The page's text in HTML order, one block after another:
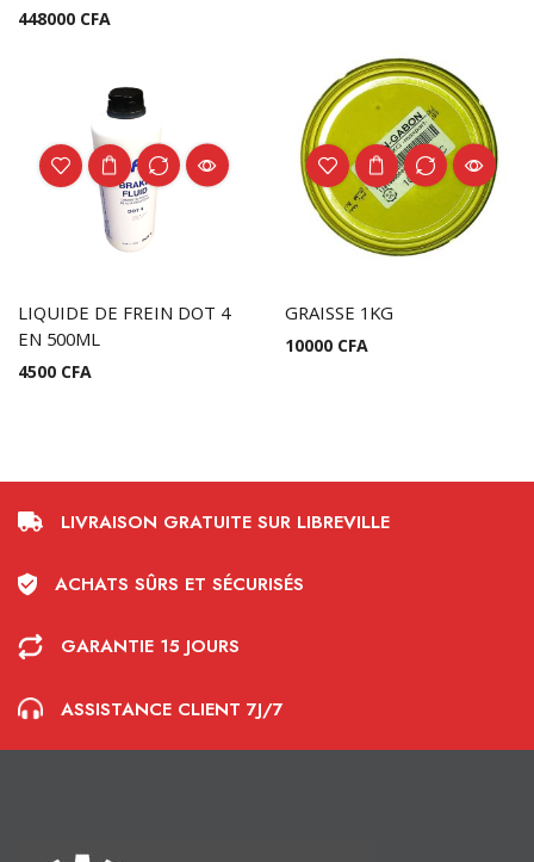
448000 CFA
LIQUIDE DE FREIN DOT 4
EN 500ML
4500 CFA
GRAISSE 1KG
10000 CFA
LIVRAISON GRATUITE SUR LIBREVILLE
ACHATS SÛRS ET SÉCURISÉS
GARANTIE 15 JOURS
ASSISTANCE CLIENT 7J/7